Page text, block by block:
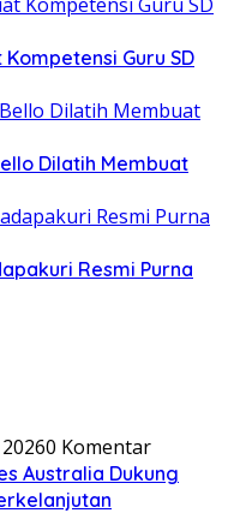
Guru SD
Dilatih Membuat
Resmi Purna
0 Komentar
Australia Dukung